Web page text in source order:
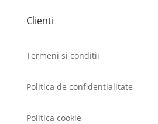
Clienti
Termeni si conditii
Politica de confidentialitate
Politica cookie